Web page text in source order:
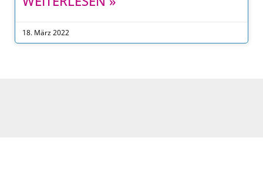
18. März 2022